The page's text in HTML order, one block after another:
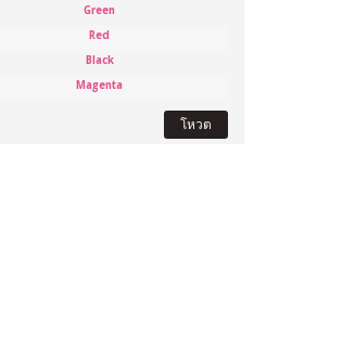
Green
Red
Black
Magenta
โหวต